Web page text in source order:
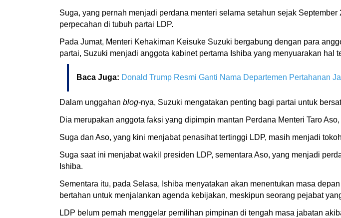
Suga, yang pernah menjadi perdana menteri selama setahun sejak
perpecahan di tubuh partai LDP.
Pada Jumat, Menteri Kehakiman Keisuke Suzuki bergabung dengan para
partai, Suzuki menjadi anggota kabinet pertama Ishiba yang menyuarakan hal
Baca Juga: Donald Trump Resmi Ganti Nama Departemen Pertahanan
Dalam unggahan blog-nya, Suzuki mengatakan penting bagi partai untuk
Dia merupakan anggota faksi yang dipimpin mantan Perdana Menteri Taro
Suga dan Aso, yang kini menjabat penasihat tertinggi LDP, masih menjadi
Suga saat ini menjabat wakil presiden LDP, sementara Aso, yang menjadi
Ishiba.
Sementara itu, pada Selasa, Ishiba menyatakan akan menentukan masa
bertahan untuk menjalankan agenda kebijakan, meskipun seorang pejabat
LDP belum pernah menggelar pemilihan pimpinan di tengah masa jabatan